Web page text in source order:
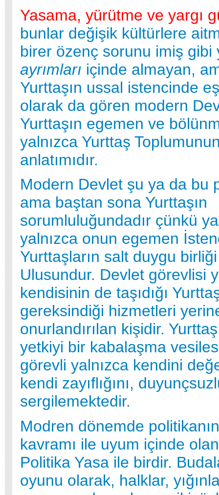
Yasama, yürütme ve yargı
bunlar değişik kültürlere
birer özenç sorunu imiş gibi
ayrımları içinde almayan,
Yurttaşın ussal istencinde
olarak da gören modern
Yurttaşın egemen ve
yalnızca Yurttaş
anlatımıdır.
Modern Devlet şu ya da bu
ama baştan sona Yurttaşın
sorumluluğundadır çünkü
yalnızca onun egemen
Yurttaşların salt duygu
Ulusundur. Devlet görevlisi
kendisinin de taşıdığı
gereksindiği hizmetleri
onurlandırılan kişidir.
yetkiyi bir kabalaşma
görevli yalnızca kendini
kendi zayıflığını,
sergilemektedir.
Modren dönemde
kavramı ile uyum içinde olan
Politika Yasa ile birdir.
oyunu olarak, halklar,